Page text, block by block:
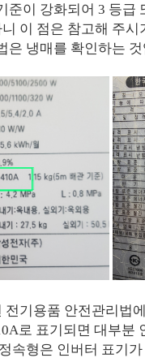
준이 강화되어 3 등급
이 점은 참고해 주시
은 냉매를 확인하는
전기용품 안전관리법
로 표기되면 대부분
속형은 인버터 표기